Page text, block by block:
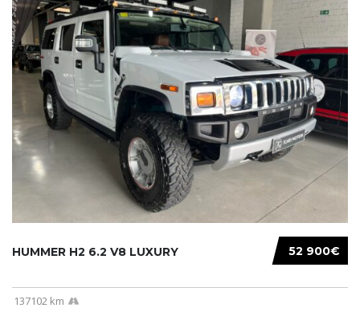
52 900€
HUMMER H2 6.2 V8 LUXURY
137102 km